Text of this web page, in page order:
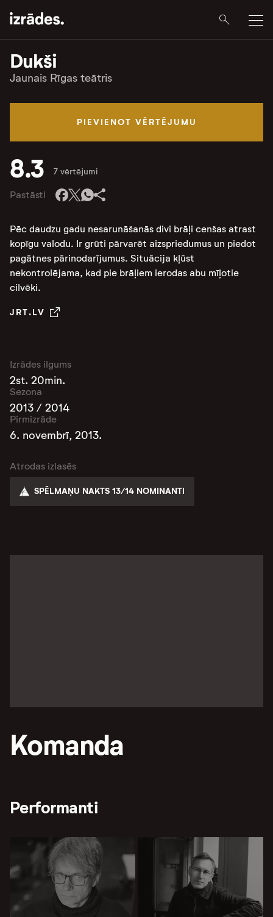
Dukši
Jaunais Rīgas teātris
PIEVIENOT VĒRTĒJUMU
8.3 7 vērtējumi
Pastāsti
Pēc daudzu gadu nesarunāšanās divi brāļi cenšas atrast
kopīgu valodu. Ir grūti pārvarēt aizspriedumus un piedot
pagātnes pārinodarījumus. Situācija kļūst
nekontrolējama, kad pie brāļiem ierodas abu mīļotie
cilvēki.
JRT.LV
Izrādes ilgums
2st. 20min.
Sezona
2013 / 2014
Pirmizrāde
6. novembrī, 2013.
Atrodas izlasēs
SPĒLMAŅU NAKTS 13/14 NOMINANTI
Komanda
Performanti